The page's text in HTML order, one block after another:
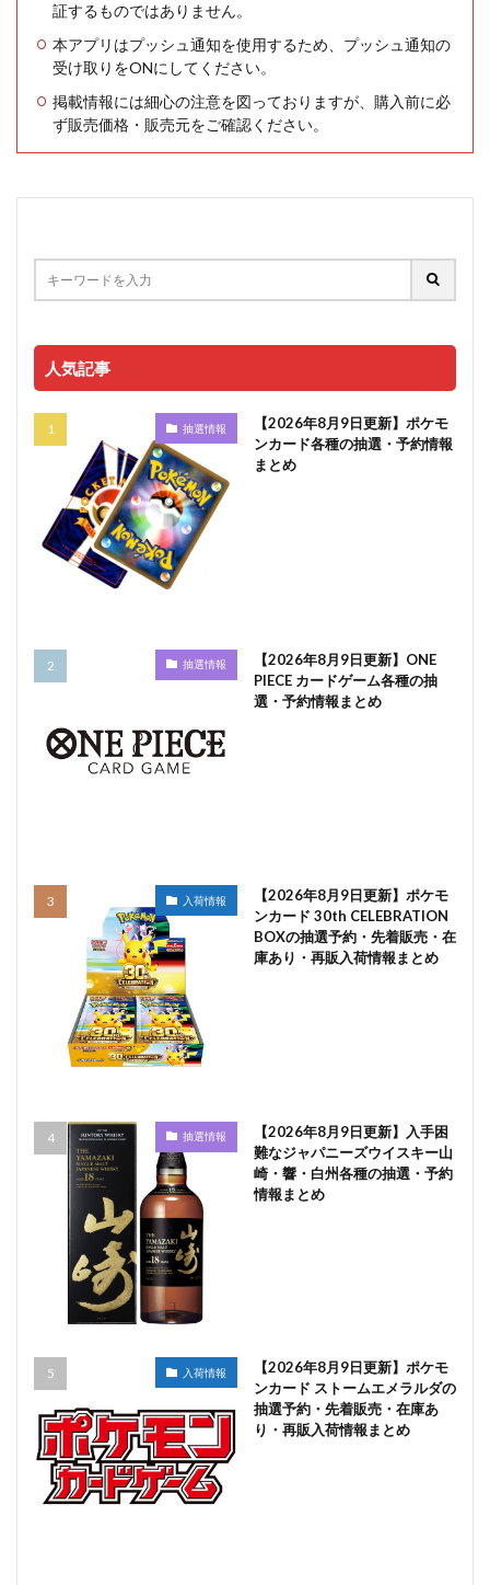
証するものではありません。
本アプリはプッシュ通知を使用するため、プッシュ通知の
受け取りをONにしてください。
掲載情報には細心の注意を図っておりますが、購入前に必
ず販売価格・販売元をご確認ください。
人気記事
抽選情報
【2026年8月9日更新】ポケモ
ンカード各種の抽選・予約情報
まとめ
抽選情報
【2026年8月9日更新】ONE
PIECE カードゲーム各種の抽
選・予約情報まとめ
入荷情報
【2026年8月9日更新】ポケモ
ンカード 30th CELEBRATION
BOXの抽選予約・先着販売・在
庫あり・再販入荷情報まとめ
抽選情報
【2026年8月9日更新】入手困
難なジャパニーズウイスキー山
崎・響・白州各種の抽選・予約
情報まとめ
入荷情報
【2026年8月9日更新】ポケモ
ンカード ストームエメラルダの
抽選予約・先着販売・在庫あ
り・再販入荷情報まとめ